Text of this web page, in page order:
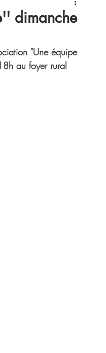
A la une
dimanche
"Une équipe
au foyer rural